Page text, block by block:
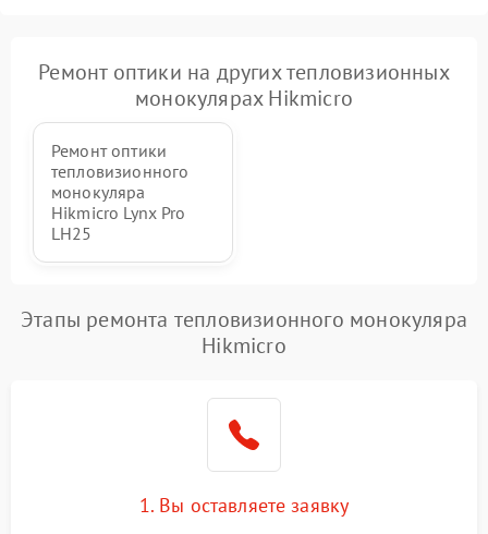
Ремонт оптики на других тепловизионных
монокулярах Hikmicro
Ремонт оптики
тепловизионного
монокуляра
Hikmicro Lynx Pro
LH25
Этапы ремонта тепловизионного монокуляра
Hikmicro
1. Вы оставляете заявку